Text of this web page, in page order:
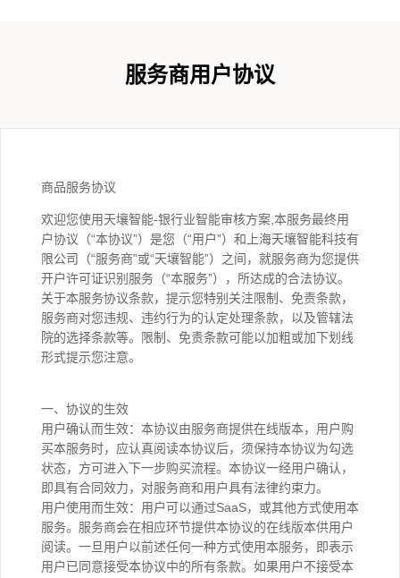
服务商用户协议
商品服务协议
欢迎您使用天壤智能-银行业智能审核方案,本服务最终用
户协议（“本协议”）是您（“用户”）和上海天壤智能科技有
限公司（“服务商”或“天壤智能”）之间，就服务商为您提供
开户许可证识别服务（“本服务”），所达成的合法协议。
关于本服务协议条款，提示您特别关注限制、免责条款，
服务商对您违规、违约行为的认定处理条款，以及管辖法
院的选择条款等。限制、免责条款可能以加粗或加下划线
形式提示您注意。
一、协议的生效
用户确认而生效：本协议由服务商提供在线版本，用户购
买本服务时，应认真阅读本协议后，须保持本协议为勾选
状态，方可进入下一步购买流程。本协议一经用户确认，
即具有合同效力，对服务商和用户具有法律约束力。
用户使用而生效：用户可以通过SaaS，或其他方式使用本
服务。服务商会在相应环节提供本协议的在线版本供用户
阅读。一旦用户以前述任何一种方式使用本服务，即表示
用户已同意接受本协议中的所有条款。如果用户不接受本